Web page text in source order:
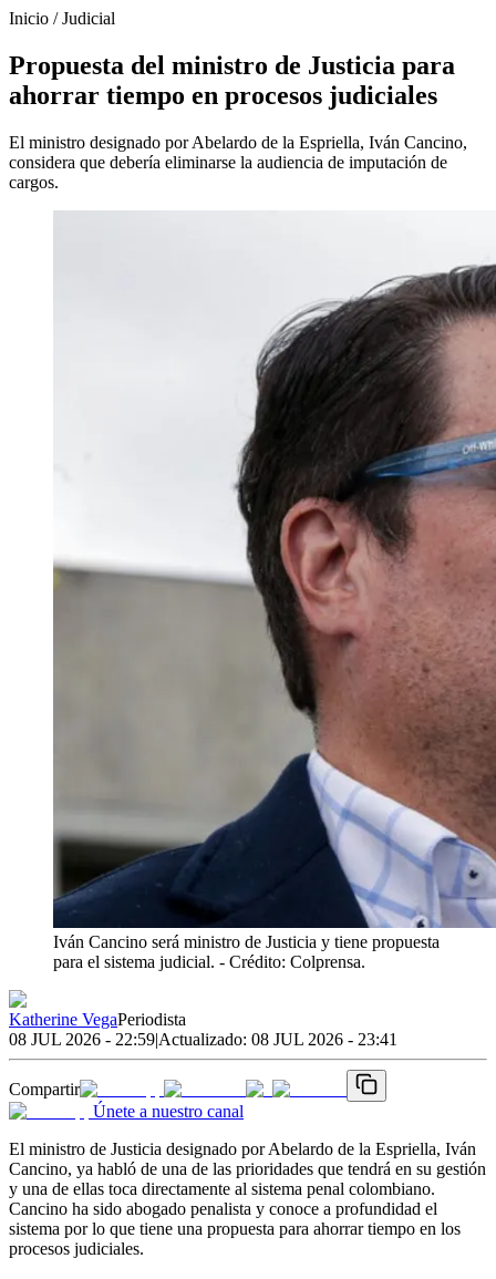
Inicio /Judicial
Propuesta del ministro de Justicia para
ahorrar tiempo en procesos judiciales
El ministro designado por Abelardo de la Espriella, Iván Cancino,
considera que debería eliminarse la audiencia de imputación de
cargos.
Iván Cancino será ministro de Justicia y tiene propuesta
para el sistema judicial. - Crédito: Colprensa.
Katherine VegaPeriodista
08 JUL 2026 - 22:59|Actualizado: 08 JUL 2026 - 23:41
Compartir
Únete a nuestro canal
El ministro de Justicia designado por Abelardo de la Espriella, Iván
Cancino, ya habló de una de las prioridades que tendrá en su gestión
y una de ellas toca directamente al sistema penal colombiano.
Cancino ha sido abogado penalista y conoce a profundidad el
sistema por lo que tiene una propuesta para ahorrar tiempo en los
procesos judiciales.